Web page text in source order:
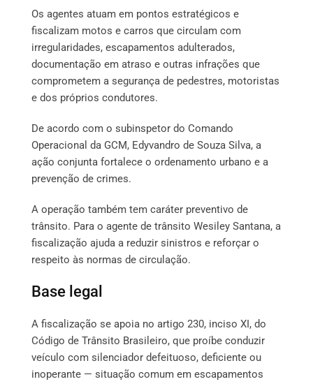
Os agentes atuam em pontos estratégicos e
fiscalizam motos e carros que circulam com
irregularidades, escapamentos adulterados,
documentação em atraso e outras infrações que
comprometem a segurança de pedestres, motoristas
e dos próprios condutores.
De acordo com o subinspetor do Comando
Operacional da GCM, Edyvandro de Souza Silva, a
ação conjunta fortalece o ordenamento urbano e a
prevenção de crimes.
A operação também tem caráter preventivo de
trânsito. Para o agente de trânsito Wesiley Santana, a
fiscalização ajuda a reduzir sinistros e reforçar o
respeito às normas de circulação.
Base legal
A fiscalização se apoia no artigo 230, inciso XI, do
Código de Trânsito Brasileiro, que proíbe conduzir
veículo com silenciador defeituoso, deficiente ou
inoperante — situação comum em escapamentos